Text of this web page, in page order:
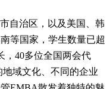
自治区，以及美国、韩
等国家，学生数量已超
，40多位全国两会代
域文化、不同的企业